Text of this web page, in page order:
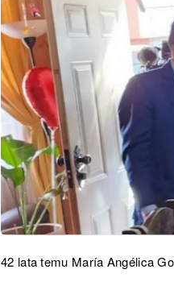
42 lata temu María Angélica